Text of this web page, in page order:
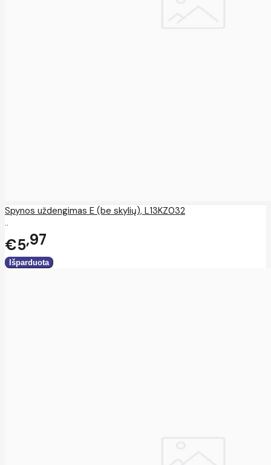
Spynos uždengimas E (be skylių), L13KZ032
..
€5 97